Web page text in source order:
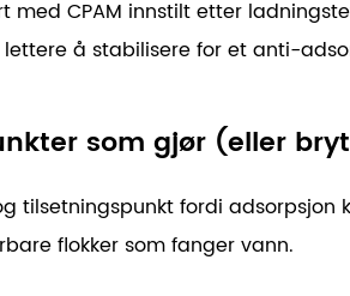
med CPAM innstilt etter
å stabilisere for et anti-
som gjør (eller
fordi adsorpsjon
flokker som fanger vann.